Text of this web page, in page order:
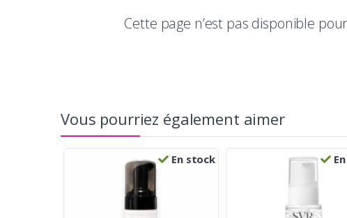
Cette page n’est pas disponible
Vous pourriez également aimer
En stock